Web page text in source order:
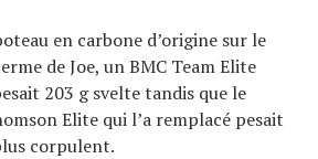
en carbone d’origine sur le
de Joe, un BMC Team Elite
203 g svelte tandis que le
Elite qui l’a remplacé pesait
corpulent.